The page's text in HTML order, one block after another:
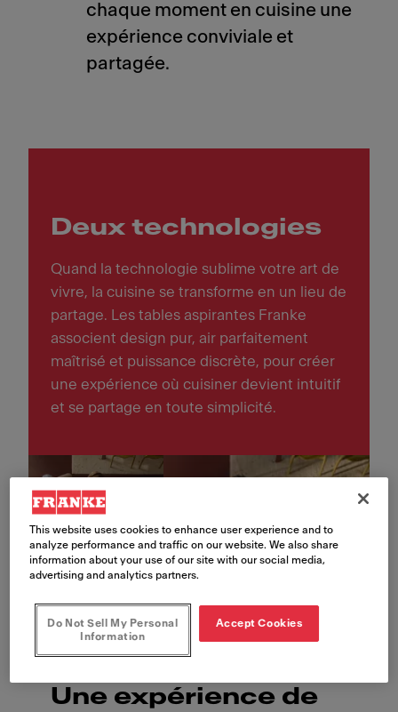
chaque moment en cuisine une
expérience conviviale et
partagée.
Deux technologies
Quand la technologie sublime votre art de
vivre, la cuisine se transforme en un lieu de
partage. Les tables aspirantes Franke
associent design pur, air parfaitement
maîtrisé et puissance discrète, pour créer
une expérience où cuisiner devient intuitif
et se partage en toute simplicité.
Une expérience de
This website uses cookies to enhance user experience and to
analyze performance and traffic on our website. We also share
information about your use of our site with our social media,
advertising and analytics partners.
Do Not Sell My Personal
Information
Accept Cookies